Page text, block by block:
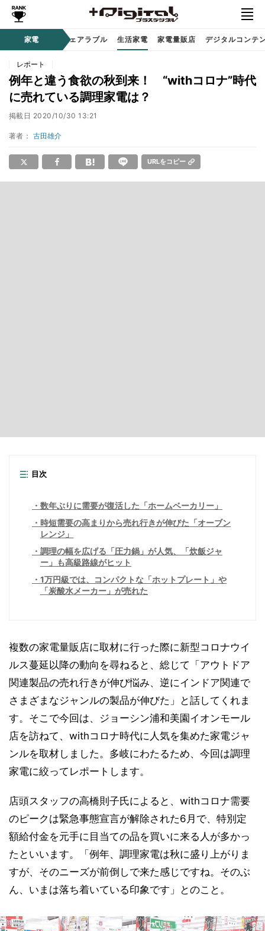
家電
ディオ 時計 / ウェアラブル 生活家電 家電量販店 デジタルコンテ
レポート
例年と違う食欲の秋到来！ “withコロナ”時代
に売れている調理家電は？
掲載日 2020/10/30 13:21
著者： 古田雄介
URLをコピー
目次
数年ぶりに需要が復活した「ホームベーカリー」
時短需要の高まりから売れ行きが伸びた「オーブン
レンジ」
調理の幅を広げる「圧力鍋」が人気、「炊飯ジャ
ー」も高級路線がヒット
1万円級では、コンパクトな「ホットプレート」や
「炭酸水メーカー」が売れた
複数の家電量販店に取材に行った際に新型コロナウイ
ルス蔓延以降の動向を尋ねると、総じて「アウトドア
関連製品の売れ行きが伸び悩み、逆にインドア関連で
さまざまなジャンルの製品が伸びた」と話してくれま
す。そこで今回は、ジョーシン浦和美園イオンモール
店を訪ねて、withコロナ時代に人気を集めた家電ジャ
ンルを取材しました。多岐にわたるため、今回は調理
家電に絞ってレポートします。
店頭スタッフの高橋則子氏によると、withコロナ需要
のピークは緊急事態宣言が解除された6月で、特別定
額給付金を元手に目当ての品を買いに来る人が多かっ
たといいます。「例年、調理家電は秋に盛り上がりま
すが、そのニーズが前倒しで来た感じですね。そのぶ
ん、いまは落ち着いている印象です」とのこと。